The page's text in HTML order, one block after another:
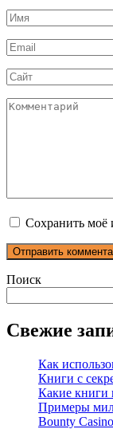
Имя
*
Email
*
Сайт
Комментарий
Сохранить моё
Поиск
Свежие
Как
Книги с
Какие книги
Примеры
Bounty